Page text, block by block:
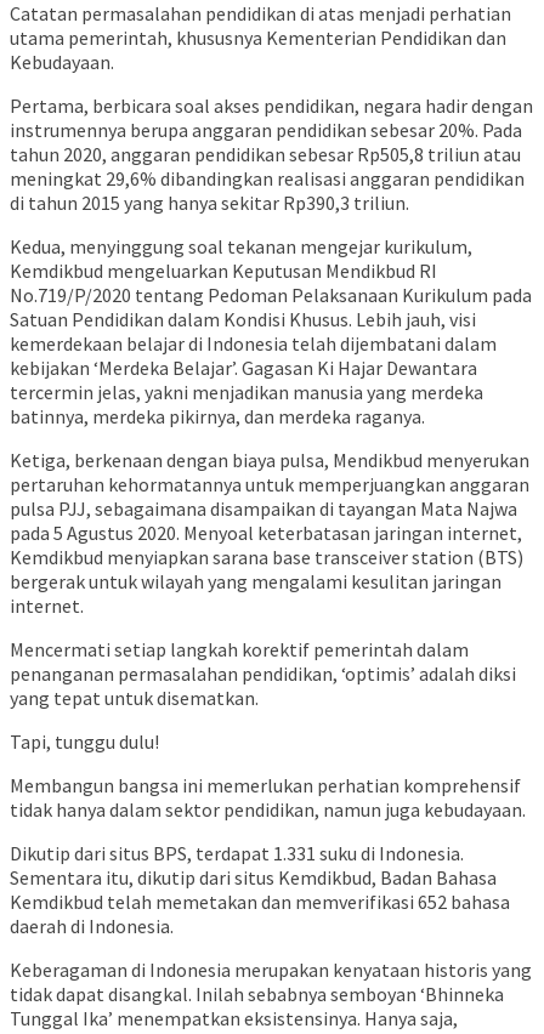
Catatan permasalahan pendidikan di atas menjadi perhatian
utama pemerintah, khususnya Kementerian Pendidikan dan
Kebudayaan.
Pertama, berbicara soal akses pendidikan, negara hadir dengan
instrumennya berupa anggaran pendidikan sebesar 20%. Pada
tahun 2020, anggaran pendidikan sebesar Rp505,8 triliun atau
meningkat 29,6% dibandingkan realisasi anggaran pendidikan
di tahun 2015 yang hanya sekitar Rp390,3 triliun.
Kedua, menyinggung soal tekanan mengejar kurikulum,
Kemdikbud mengeluarkan Keputusan Mendikbud RI
No.719/P/2020 tentang Pedoman Pelaksanaan Kurikulum pada
Satuan Pendidikan dalam Kondisi Khusus. Lebih jauh, visi
kemerdekaan belajar di Indonesia telah dijembatani dalam
kebijakan ‘Merdeka Belajar’. Gagasan Ki Hajar Dewantara
tercermin jelas, yakni menjadikan manusia yang merdeka
batinnya, merdeka pikirnya, dan merdeka raganya.
Ketiga, berkenaan dengan biaya pulsa, Mendikbud menyerukan
pertaruhan kehormatannya untuk memperjuangkan anggaran
pulsa PJJ, sebagaimana disampaikan di tayangan Mata Najwa
pada 5 Agustus 2020. Menyoal keterbatasan jaringan internet,
Kemdikbud menyiapkan sarana base transceiver station (BTS)
bergerak untuk wilayah yang mengalami kesulitan jaringan
internet.
Mencermati setiap langkah korektif pemerintah dalam
penanganan permasalahan pendidikan, ‘optimis’ adalah diksi
yang tepat untuk disematkan.
Tapi, tunggu dulu!
Membangun bangsa ini memerlukan perhatian komprehensif
tidak hanya dalam sektor pendidikan, namun juga kebudayaan.
Dikutip dari situs BPS, terdapat 1.331 suku di Indonesia.
Sementara itu, dikutip dari situs Kemdikbud, Badan Bahasa
Kemdikbud telah memetakan dan memverifikasi 652 bahasa
daerah di Indonesia.
Keberagaman di Indonesia merupakan kenyataan historis yang
tidak dapat disangkal. Inilah sebabnya semboyan ‘Bhinneka
Tunggal Ika’ menempatkan eksistensinya. Hanya saja,